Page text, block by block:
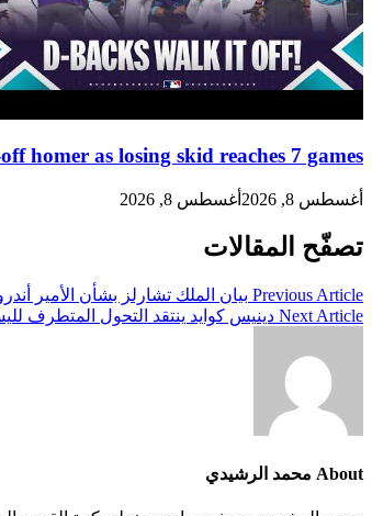
homer as losing skid reaches 7 games
أغسطس 8, 2026 أغسطس 8, 2026
تصفّح المقالات
Previous Article بيان الملك تشارلز بشأن الأمير
Next Article دينيس كوايد ينتقد التحول المتطرف
About محمد الرشيدي